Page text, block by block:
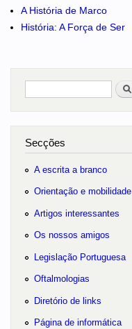
A História de Marco
História: A Força de Ser
Pesquisar
no portal
Secções
A escrita a branco
Orientação e mobilidade
Artigos interessantes
Os nossos amigos
Legislação Portuguesa
Oftalmologias
Diretório de links
Página de informática